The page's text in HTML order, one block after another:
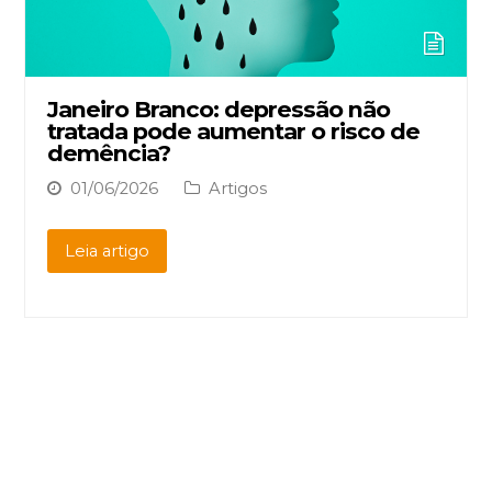
Janeiro Branco: depressão não
tratada pode aumentar o risco de
demência?
01/06/2026 Artigos
Leia artigo